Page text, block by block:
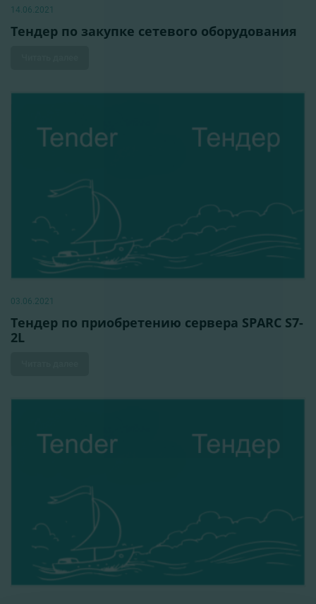
14.06.2021
Тендер по закупке сетевого оборудования
03.06.2021
Тендер по приобретению сервера SPARC S7-
2L